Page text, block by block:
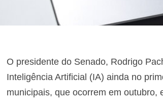
O presidente do Senado, Rodrigo
Inteligência Artificial (IA) ainda no
municipais, que ocorrem em outubro,